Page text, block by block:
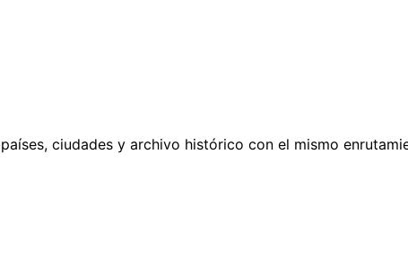
ciudades y archivo histórico con el mismo